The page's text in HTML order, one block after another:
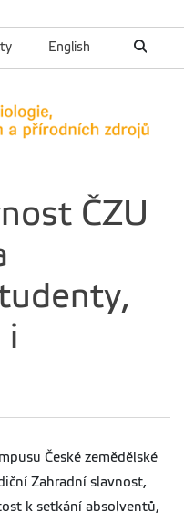
English
ČZU
i
České zemědělské
Zahradní slavnost,
k setkání absolventů,